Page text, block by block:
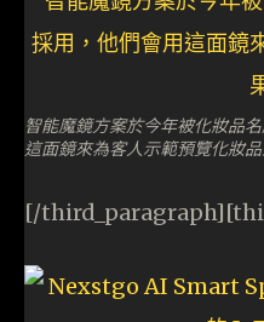
智能魔鏡方案於今年被化妝品
這面鏡來為客人示範預覽化妝品
[/